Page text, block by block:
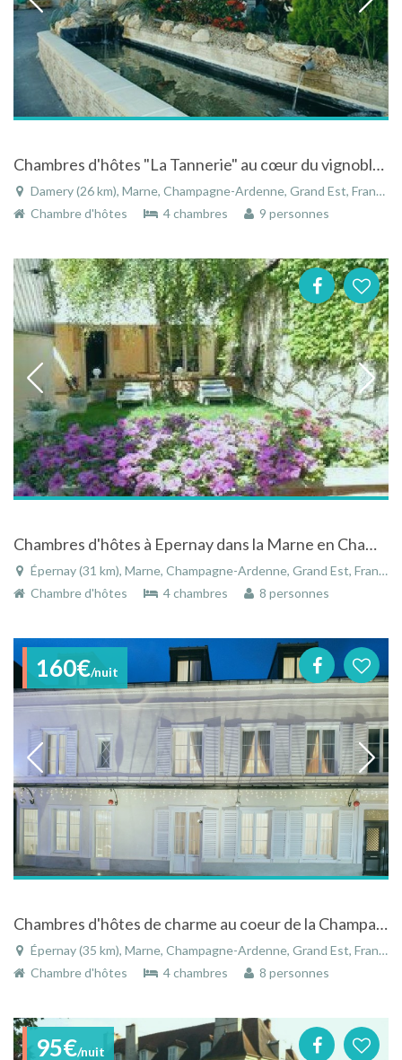
Chambres d'hôtes "La Tannerie" au cœur du vignoble en bord de Marne
Damery (26 km), Marne, Champagne-Ardenne, Grand Est, France
Chambre d'hôtes
4 chambres 9 personnes
Chambres d'hôtes à Epernay dans la Marne en Champagne-Ardenne
Épernay (31 km), Marne, Champagne-Ardenne, Grand Est, France
Chambre d'hôtes
4 chambres 8 personnes
160€/nuit
Chambres d'hôtes de charme au coeur de la Champagne
Épernay (35 km), Marne, Champagne-Ardenne, Grand Est, France
Chambre d'hôtes
4 chambres 8 personnes
95€/nuit